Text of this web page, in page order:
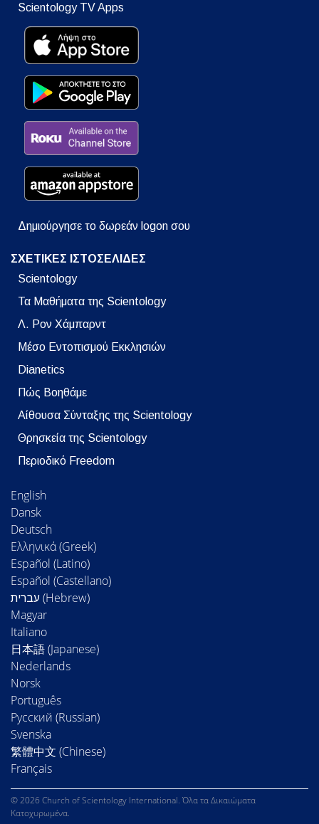
Scientology TV Apps
Δημιούργησε το δωρεάν logon σου
ΣΧΕΤΙΚΕΣ ΙΣΤΟΣΕΛΙΔΕΣ
Scientology
Τα Μαθήματα της Scientology
Λ. Ρον Χάμπαρντ
Μέσο Εντοπισμού Εκκλησιών
Dianetics
Πώς Βοηθάμε
Αίθουσα Σύνταξης της Scientology
Θρησκεία της Scientology
Περιοδικό Freedom
English
Dansk
Deutsch
Ελληνικά (Greek)
Español (Latino)
Español (Castellano)
Magyar
Italiano
日本語 (Japanese)
Nederlands
Norsk
Português
Русский (Russian)
Svenska
繁體中文 (Chinese)
Français
© 2026 Church of Scientology International. Όλα τα Δικαιώματα
Κατοχυρωμένα.